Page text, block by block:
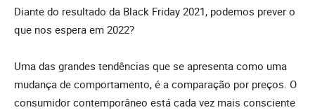
Diante do resultado da Black Friday 2021, podemos prever o
que nos espera em 2022?
Uma das grandes tendências que se apresenta como uma
mudança de comportamento, é a comparação por preços. O
consumidor contemporâneo está cada vez mais consciente